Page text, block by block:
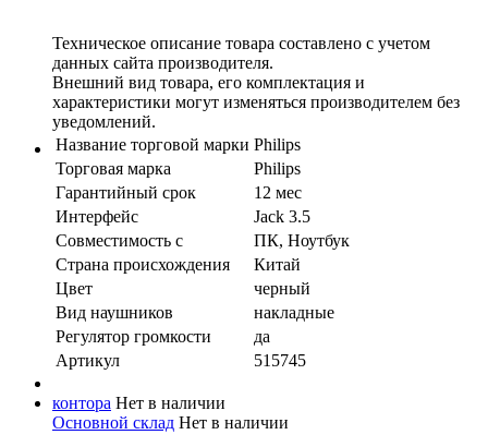
Техническое описание товара составлено с учетом
данных сайта производителя.
Внешний вид товара, его комплектация и
характеристики могут изменяться производителем без
уведомлений.
Название торговой марки Philips
Торговая марка
Philips
Гарантийный срок
12 мес
Интерфейс
Jack 3.5
Совместимость с
ПК, Ноутбук
Страна происхождения
Китай
Цвет
черный
Вид наушников
накладные
Регулятор громкости
да
Артикул
515745
контора Нет в наличии
Основной склад Нет в наличии